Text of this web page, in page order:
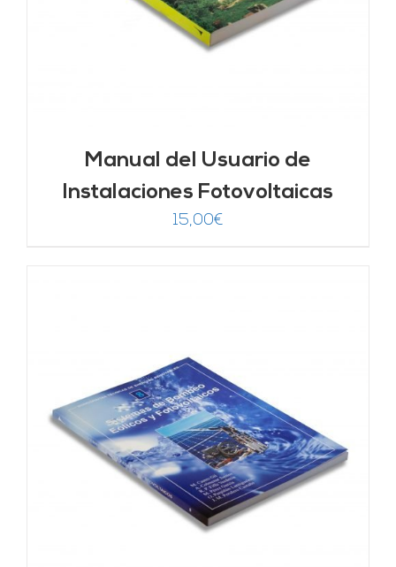
Manual del Usuario de
Instalaciones Fotovoltaicas
15,00€